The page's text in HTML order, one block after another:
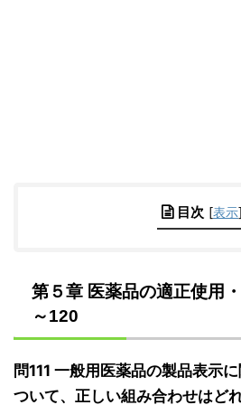
目次 [表示]
第５章 医薬品の適正使用
～120
問111 一般用医薬品の製品表示
ついて、正しい組み合わせはどれ